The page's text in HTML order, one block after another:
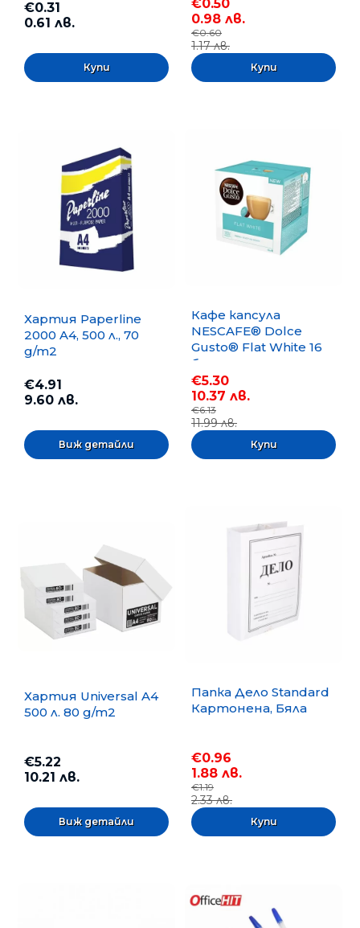
€0.31
0.61 лв.
€0.50
0.98 лв.
€0.60
1.17 лв.
Хартия Paperline
2000 A4, 500 л., 70
g/m2
€4.91
9.60 лв.
Виж детайли
Кафе капсула
NESCAFE® Dolce
Gusto® Flat White 16
бр.
€5.30
10.37 лв.
€6.13
11.99 лв.
Хартия Universal A4
500 л. 80 g/m2
€5.22
10.21 лв.
Виж детайли
Папка Дело Standard
Картонена, Бяла
€0.96
1.88 лв.
€1.19
2.33 лв.